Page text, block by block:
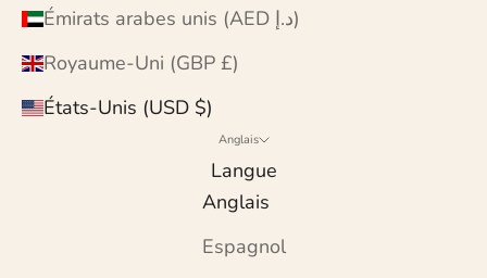
Émirats arabes unis (AED د.إ)
Royaume-Uni (GBP £)
États-Unis (USD $)
Anglais
Langue
Anglais
Espagnol